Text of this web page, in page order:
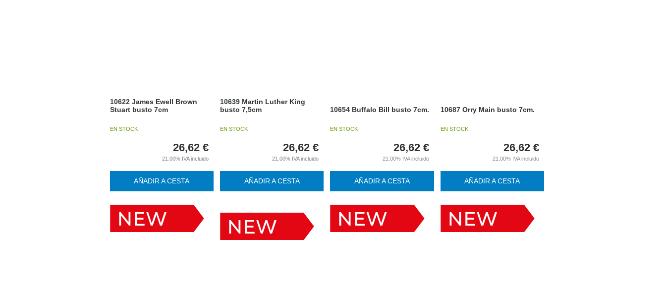
10622 James Ewell Brown
Stuart busto 7cm
EN STOCK
26,62 €
21.00% IVA incluido
AÑADIR A CESTA
10639 Martin Luther King
busto 7,5cm
EN STOCK
26,62 €
21.00% IVA incluido
AÑADIR A CESTA
10654 Buffalo Bill busto 7cm.
EN STOCK
26,62 €
21.00% IVA incluido
AÑADIR A CESTA
10687 Orry Main busto 7cm.
EN STOCK
26,62 €
21.00% IVA incluido
AÑADIR A CESTA